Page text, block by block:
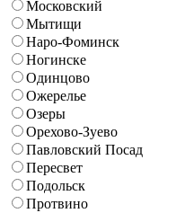
Московский
Мытищи
Наро-Фоминск
Ногинске
Одинцово
Ожерелье
Озеры
Орехово-Зуево
Павловский Посад
Пересвет
Подольск
Протвино